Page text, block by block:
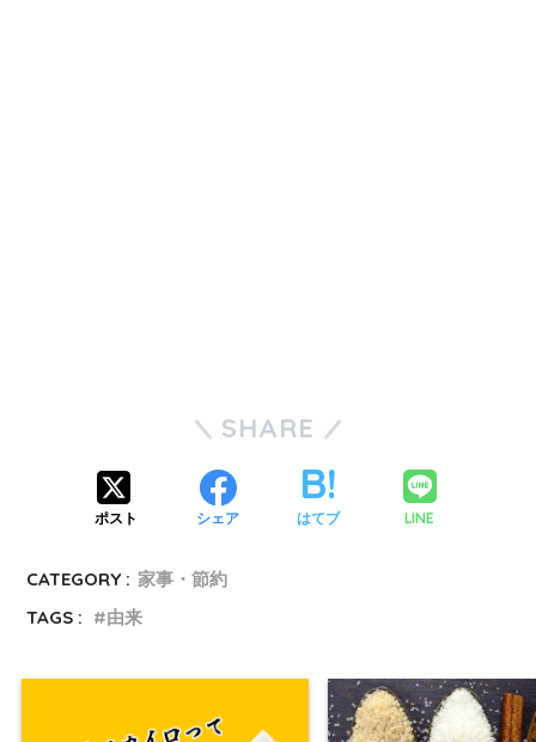
SHARE
ポスト シェア はてブ LINE
CATEGORY : 家事・節約
TAGS :
由来